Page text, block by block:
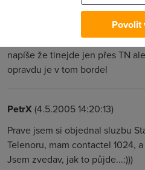
(3.5.2005 16:59:40)
na stránkách https://
napíše že tinejde jen přes TN
opravdu je v tom bordel
PetrX(4.5.2005 14:20:13)
Prave jsem si objednal sluzbu
Telenoru, mam contactel 1024,
Jsem zvedav, jak to půjde...:)))
Povolit